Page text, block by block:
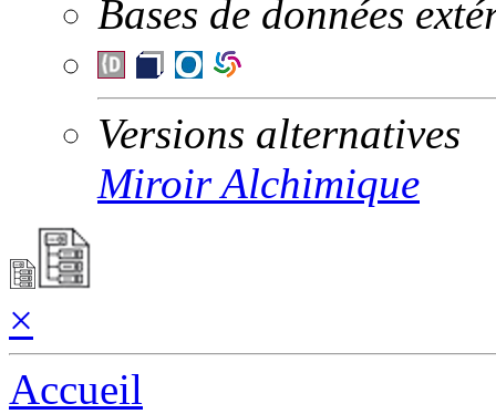
Bases de données
Versions alternatives
Miroir Alchimique
×
Accueil